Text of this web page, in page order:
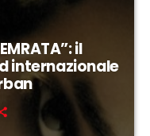
il
internazionale